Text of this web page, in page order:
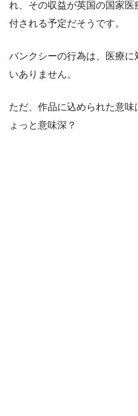
れ、その収益が英国の国家
付される予定だそうです。
バンクシーの行為は、医療
いありません。
ただ、作品に込められた意
ょっと意味深？